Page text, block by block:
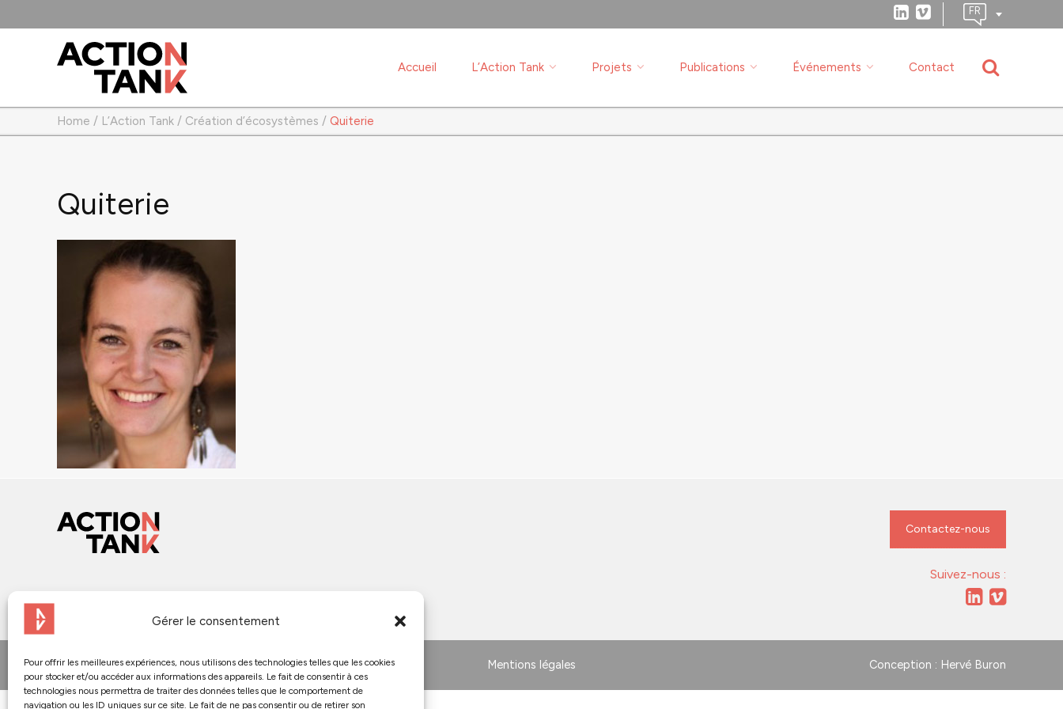
Gérer le consentement
Pour offrir les meilleures expériences, nous utilisons des technologies telles que les cookies
pour stocker et/ou accéder aux informations des appareils. Le fait de consentir à ces
technologies nous permettra de traiter des données telles que le comportement de
navigation ou les ID uniques sur ce site. Le fait de ne pas consentir ou de retirer son
Accueil L’Action Tank Projets Publications Événements Contact
Home / L’Action Tank / Création d’écosystèmes / Quiterie
Quiterie
Contactez-nous
Suivez-nous :
© 2024 - Action Tank Mentions légales Conception : Hervé Buron